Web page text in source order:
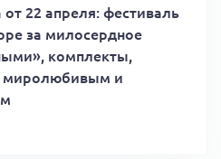
22 апреля: фестиваль
за милосердное
комплекты,
миролюбивым и